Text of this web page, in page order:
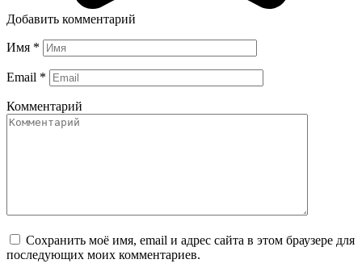
Добавить комментарий
Имя *
Email *
Комментарий
Сохранить моё имя, email и адрес сайта в этом браузере для
последующих моих комментариев.